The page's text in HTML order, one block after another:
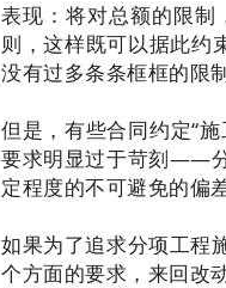
表现：将对总额的限制
则，这样既可以据此约
没有过多条条框框的限制
但是，有些合同约定“
要求明显过于苛刻——
定程度的不可避免的偏
如果为了追求分项工程
个方面的要求，来回改